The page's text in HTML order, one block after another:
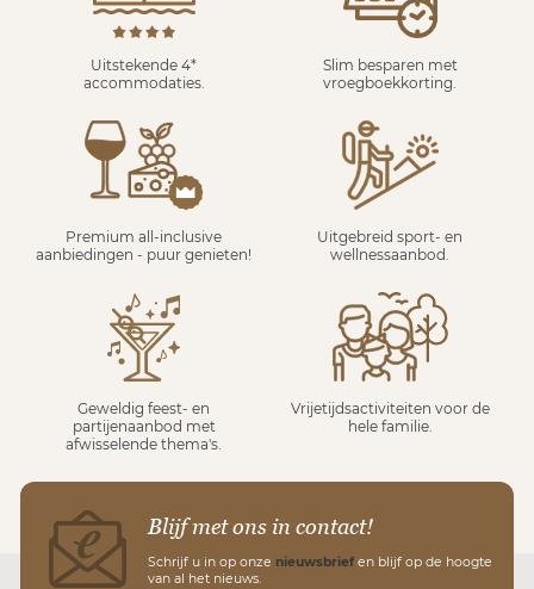
Uitstekende 4*
accommodaties.
Slim besparen met
vroegboekkorting.
Premium all-inclusive
aanbiedingen - puur genieten!
Uitgebreid sport- en
wellnessaanbod.
Geweldig feest- en
partijenaanbod met
afwisselende thema's.
Vrijetijdsactiviteiten voor de
hele familie.
Blijf met ons in contact!
Schrijf u in op onze nieuwsbriefen blijf op de hoogte
van al het nieuws.